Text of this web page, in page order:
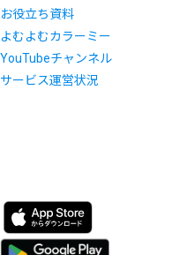
お役立ち資料
よむよむカラーミー
YouTubeチャンネル
サービス運営状況